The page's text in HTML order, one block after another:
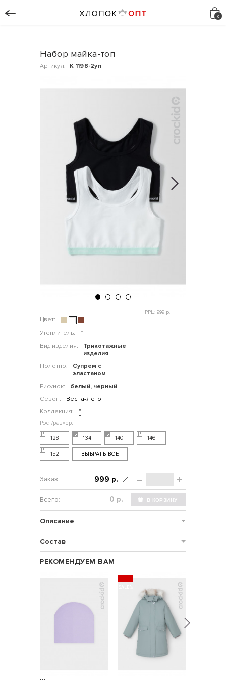
Набор майка-топ
Артикул: К 1198-2уп
Цвет:
Утеплитель:
"
Вид изделия:
Трикотажные
изделия
Полотно:
Супрем с
эластаном
Рисунок:
белый, черный
Сезон:
Весна-Лето
Коллекция:
"
РРЦ: 999 р.
128 134 140 146
152 ВЫБРАТЬ ВСЕ
– +
999 р.
р.
Описание
Состав
РЕКОМЕНДУЕМ ВАМ
-